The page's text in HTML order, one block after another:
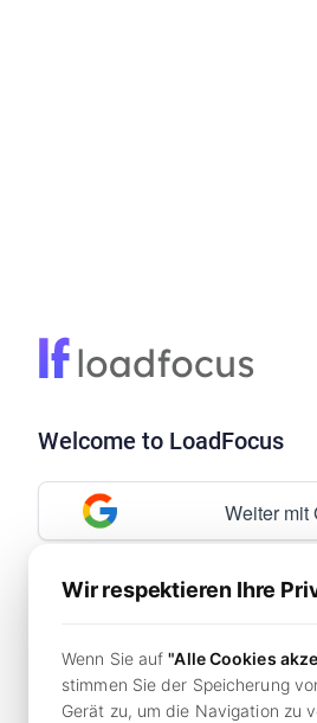
Welcome to LoadFocus
Weiter mit
Haben Sie bereits ein Konto? Jetzt
Durch die Fortsetzung stimmen
Nutzungsbedingungen
und
Wir respektieren Ihre
Wenn Sie auf"Alle Cookies
stimmen Sie der Speicherung
Gerät zu, um die Navigation zu